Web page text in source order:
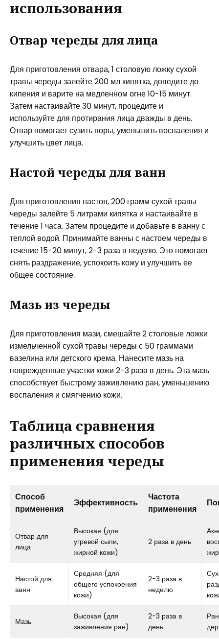
использования
Отвар череды для лица
Для приготовления отвара, 1 столовую ложку сухой
травы череды залейте 200 мл кипятка, доведите до
кипения и варите на медленном огне 10-15 минут.
Затем настаивайте 30 минут, процедите и
используйте для протирания лица дважды в день.
Отвар помогает сузить поры, уменьшить воспаления и
улучшить цвет лица.
Настой череды для ванн
Для приготовления настоя, 200 грамм сухой травы
череды залейте 5 литрами кипятка и настаивайте в
течение 1 часа. Затем процедите и добавьте в ванну с
теплой водой. Принимайте ванны с настоем череды в
течение 15-20 минут, 2-3 раза в неделю. Это помогает
снять раздражение, успокоить кожу и улучшить ее
общее состояние.
Мазь из череды
Для приготовления мази, смешайте 2 столовые ложки
измельченной сухой травы череды с 50 граммами
вазелина или детского крема. Нанесите мазь на
поврежденные участки кожи 2-3 раза в день. Эта мазь
способствует быстрому заживлению ран, уменьшению
воспаления и смягчению кожи.
Таблица сравнения
различных способов
применения череды
Способ
применения
Эффективность
Частота
применения
Отвар для
лица
Высокая (для
угревой сыпи,
жирной кожи)
2 раза в день
Настой для
ванн
Средняя (для
общего успокоения
кожи)
2-3 раза в
неделю
Мазь
Высокая (для
заживления ран)
2-3 раза в
день